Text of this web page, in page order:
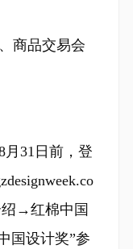
商品交易会
月31日前，登
→红棉中国
国设计奖”参